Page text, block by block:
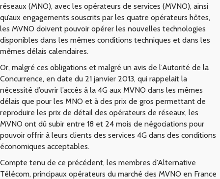
réseaux (MNO), avec les opérateurs de services (MVNO), ainsi
qu’aux engagements souscrits par les quatre opérateurs hôtes,
les MVNO doivent pouvoir opérer les nouvelles technologies
disponibles dans les mêmes conditions techniques et dans les
mêmes délais calendaires.
Or, malgré ces obligations et malgré un avis de l’Autorité de la
Concurrence, en date du 21 janvier 2013, qui rappelait la
nécessité d’ouvrir l’accès à la 4G aux MVNO dans les mêmes
délais que pour les MNO et à des prix de gros permettant de
reproduire les prix de détail des opérateurs de réseaux, les
MVNO ont dû subir entre 18 et 24 mois de négociations pour
pouvoir offrir à leurs clients des services 4G dans des conditions
économiques acceptables.
Compte tenu de ce précédent, les membres d’Alternative
Télécom, principaux opérateurs du marché des MVNO en France